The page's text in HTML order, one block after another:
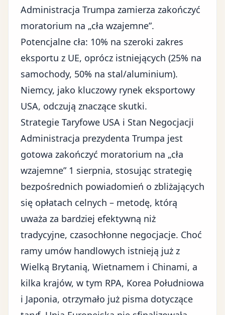
Administracja Trumpa zamierza zakończyć
moratorium na „cła wzajemne”.
Potencjalne cła: 10% na szeroki zakres
eksportu z UE, oprócz istniejących (25% na
samochody, 50% na stal/aluminium).
Niemcy, jako kluczowy rynek eksportowy
USA, odczują znaczące skutki.
Strategie Taryfowe USA i Stan Negocjacji
Administracja prezydenta Trumpa jest
gotowa zakończyć moratorium na „cła
wzajemne” 1 sierpnia, stosując strategię
bezpośrednich powiadomień o zbliżających
się opłatach celnych – metodę, którą
uważa za bardziej efektywną niż
tradycyjne, czasochłonne negocjacje. Choć
ramy umów handlowych istnieją już z
Wielką Brytanią, Wietnamem i Chinami, a
kilka krajów, w tym RPA, Korea Południowa
i Japonia, otrzymało już pisma dotyczące